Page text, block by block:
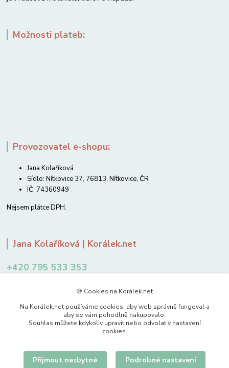
Možnosti plateb:
Provozovatel e-shopu:
Jana Kolaříková
Sídlo: Nítkovice 37, 76813, Nítkovice, ČR
IČ: 74360949
Nejsem plátce DPH.
Jana Kolaříková | Korálek.net
+420 795 533 353
🍪 Cookies na Korálek.net
Na Korálek.net používáme cookies, aby web správně fungoval a
aby se vám pohodlně nakupovalo.
Souhlas můžete kdykoliv upravit nebo odvolat v nastavení
cookies.
Přijmout nezbytné Podrobné nastavení